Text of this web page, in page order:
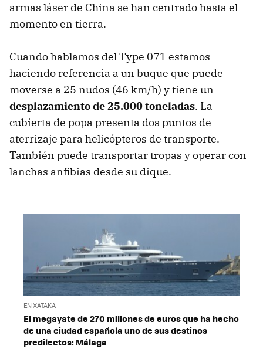
armas láser de China se han centrado hasta el
momento en tierra.
Cuando hablamos del Type 071 estamos
haciendo referencia a un buque que puede
moverse a 25 nudos (46 km/h) y tiene un
desplazamiento de 25.000 toneladas. La
cubierta de popa presenta dos puntos de
aterrizaje para helicópteros de transporte.
También puede transportar tropas y operar con
lanchas anfibias desde su dique.
EN XATAKA
El megayate de 270 millones de euros que ha hecho
de una ciudad española uno de sus destinos
predilectos: Málaga